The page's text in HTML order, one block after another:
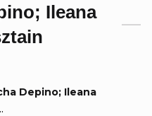
Ileana
Depino; Ileana